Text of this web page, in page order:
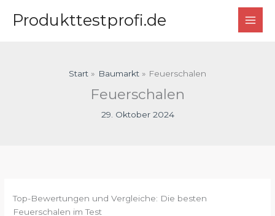
InhaltProdukttestprofi.de
Start Baumarkt Feuerschalen
Feuerschalen
29. Oktober 2024
Top-Bewertungen und Vergleiche: Die besten
Feuerschalen im Test